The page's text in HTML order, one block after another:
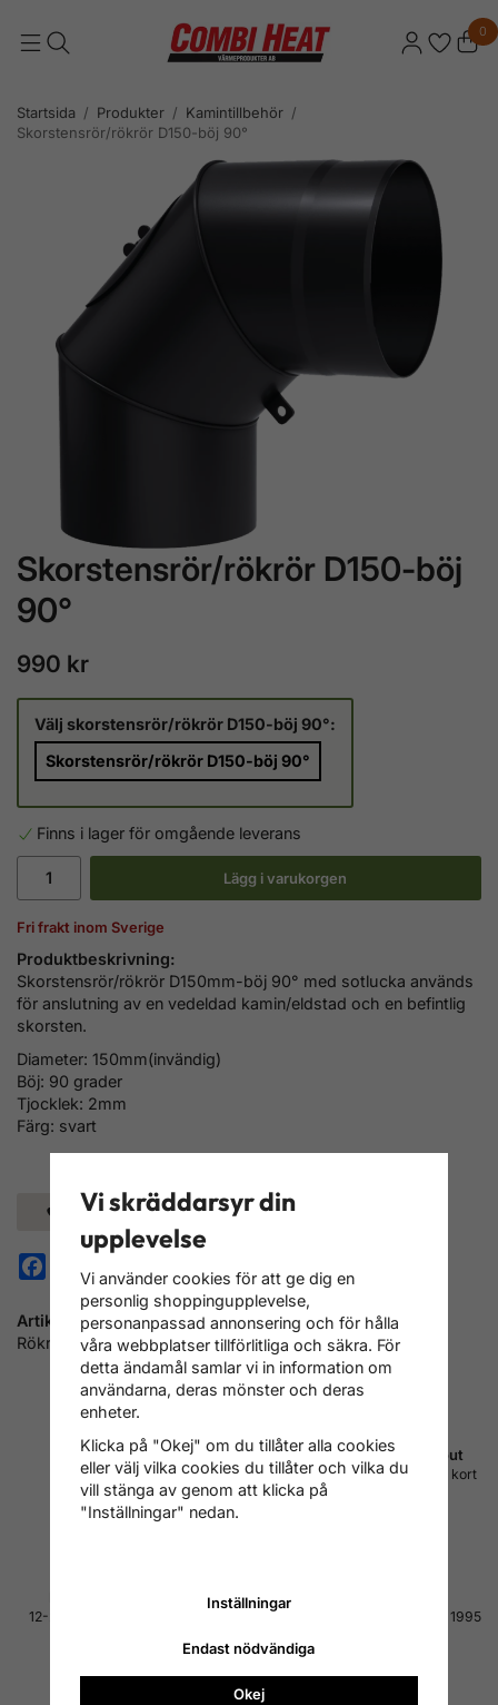
0
Startsida / Produkter / Kamintillbehör /
Skorstensrör/rökrör D150-böj 90°
Spara som favorit
Artikelnummer:
Rökrör-D150böj90
Skorstensrör/rökrör D150-böj
90°
990 kr
Välj skorstensrör/rökrör D150-böj 90°:
Skorstensrör/rökrör D150-böj 90°
Finns i lager för omgående leverans
Lägg i varukorgen
Fri frakt inom Sverige
Produktbeskrivning:
Skorstensrör/rökrör D150mm-böj 90° med sotlucka används
för anslutning av en vedeldad kamin/eldstad och en befintlig
skorsten.
Diameter: 150mm(invändig)
Böj: 90 grader
Tjocklek: 2mm
Färg: svart
Fri frakt inom Sverige
Vi skickar med PostNord
DSV/Schenker och DHL
Läs mer om leverans
Betala med Svea checkout
Faktura, delbetalning, konto, kort
12-24 månaders garanti på alla
Läs mer om garanti
Tusentals nöjda kunder sedan 1995
Vi skräddarsyr din
upplevelse
Vi använder cookies för att ge dig en
personlig shoppingupplevelse,
personanpassad annonsering och för hålla
våra webbplatser tillförlitliga och säkra. För
detta ändamål samlar vi in information om
användarna, deras mönster och deras
enheter.
Klicka på "Okej" om du tillåter alla cookies
eller välj vilka cookies du tillåter och vilka du
vill stänga av genom att klicka på
"Inställningar" nedan.
Inställningar
Endast nödvändiga
Okej